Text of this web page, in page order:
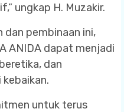
ungkap H. Muzakir.
dan pembinaan ini,
ANIDA dapat menjadi
dan
untuk terus